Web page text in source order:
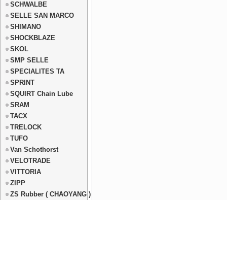
SCHWALBE
SELLE SAN MARCO
SHIMANO
SHOCKBLAZE
SKOL
SMP SELLE
SPECIALITES TA
SPRINT
SQUIRT Chain Lube
SRAM
TACX
TRELOCK
TUFO
Van Schothorst
VELOTRADE
VITTORIA
ZIPP
ZS Rubber ( CHAOYANG )